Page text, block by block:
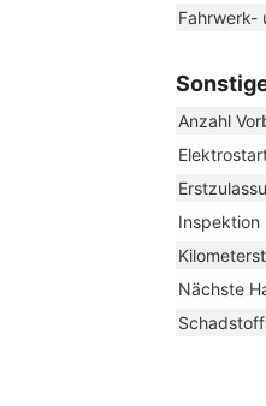
Fahrwerk-
Anzahl
Inspektion
Nächste